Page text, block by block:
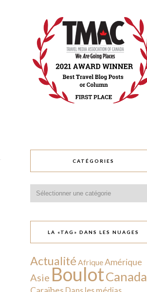
CATÉGORIES
LA «TAG» DANS LES NUAGES
Actualité AfriqueAmérique
Asie BoulotCanada